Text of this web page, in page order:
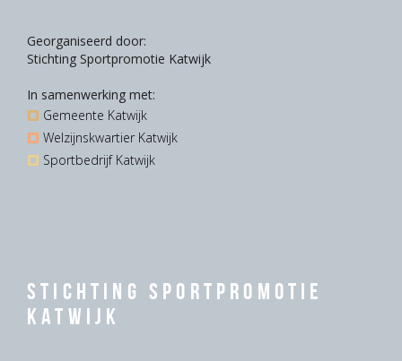
Georganiseerd door:
Stichting Sportpromotie Katwijk
In samenwerking met:
Gemeente Katwijk
Welzijnskwartier Katwijk
Sportbedrijf Katwijk
Stichting Sportpromotie
Katwijk